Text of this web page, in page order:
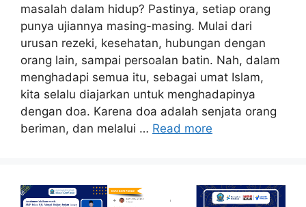
masalah dalam hidup? Pastinya, setiap orang
punya ujiannya masing-masing. Mulai dari
urusan rezeki, kesehatan, hubungan dengan
orang lain, sampai persoalan batin. Nah, dalam
menghadapi semua itu, sebagai umat Islam,
kita selalu diajarkan untuk menghadapinya
dengan doa. Karena doa adalah senjata orang
beriman, dan melalui … Read more